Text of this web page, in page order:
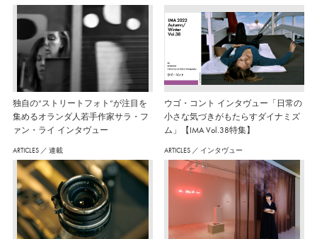
独自の“ストリートフォト”が注目を
集めるオランダ人若手作家サラ・フ
ァン・ライ インタヴュー
ウゴ・コント インタヴュー「日常の
小さな気づきがもたらすダイナミズ
ム」【IMA Vol.38特集】
ARTICLES ／ 連載 ARTICLES ／ インタヴュー